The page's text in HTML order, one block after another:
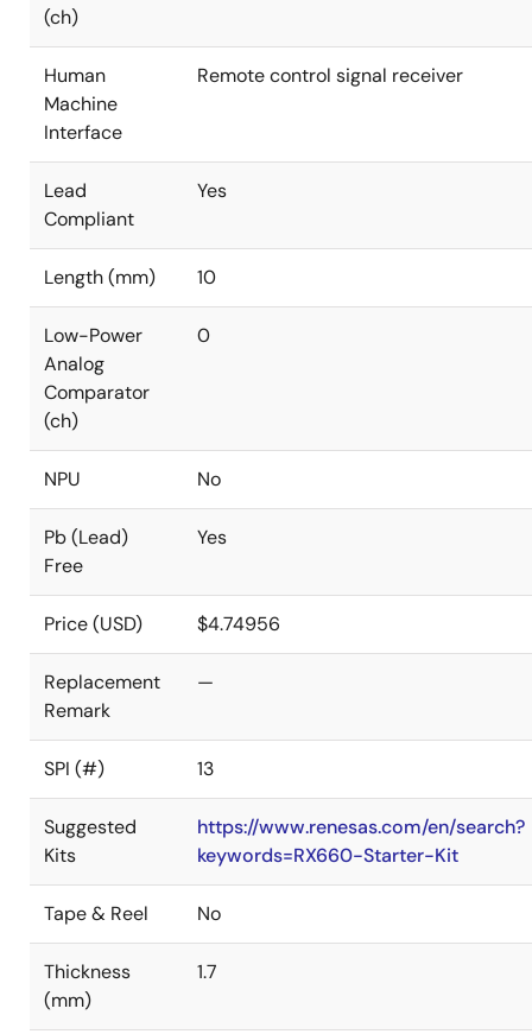
(ch)
Human
Machine
Interface
Remote control signal receiver
Lead
Compliant
Yes
Length (mm) 10
Low-Power
Analog
Comparator
(ch)
0
NPU No
Pb (Lead)
Free
Yes
Price (USD) $4.74956
Replacement
Remark
—
SPI (#) 13
Suggested
Kits
https://www.renesas.com/en/search?
keywords=RX660-Starter-Kit
Tape & Reel No
Thickness
(mm)
1.7